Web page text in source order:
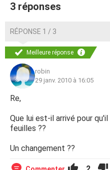
3 réponses
RÉPONSE 1 / 3
Meilleure réponse
robin
29 janv. 2010 à 16:05
Re,
Que lui est-il arrivé pour
feuilles ??
Un changement ??